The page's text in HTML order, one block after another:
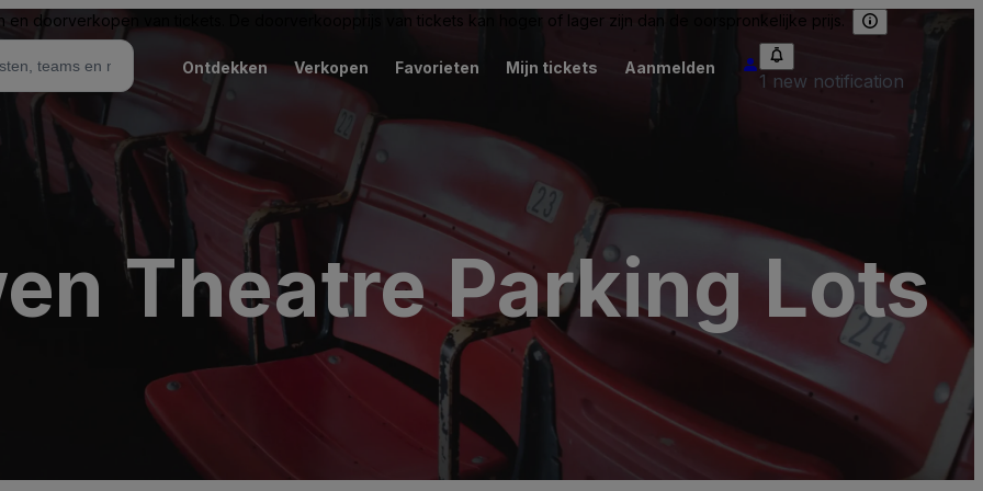
en doorverkopen van tickets. De doorverkoopprijs van tickets kan hoger of lager zijn dan de oorspronkelijke prijs.
Ontdekken Verkopen Favorieten Mijn tickets Aanmelden
1 new notification
Theatre Parking Lots